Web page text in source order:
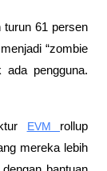
turun 61 persen
“zombie
pengguna.
EVM rollup
mereka lebih